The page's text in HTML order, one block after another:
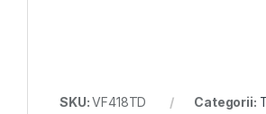
SKU:VF418TD Categorii: